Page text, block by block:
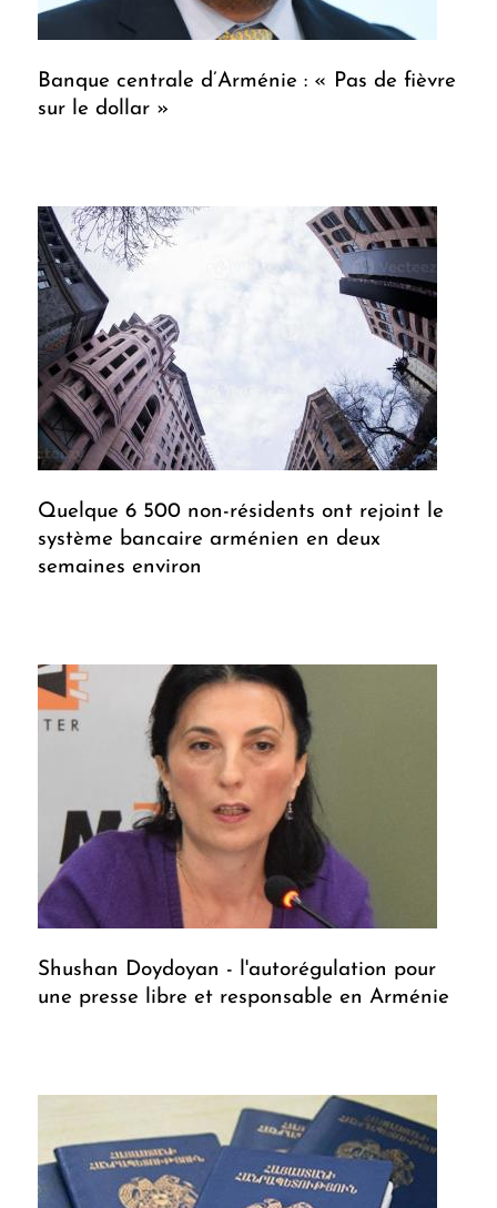
Banque centrale d’Arménie : « Pas de fièvre
sur le dollar »
Quelque 6 500 non-résidents ont rejoint le
système bancaire arménien en deux
semaines environ
Shushan Doydoyan - l'autorégulation pour
une presse libre et responsable en Arménie